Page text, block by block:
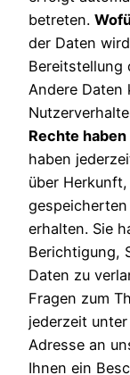
betreten.
der Daten
Bereitstellung
Andere Daten
Rechte
haben
über
erhalten. Sie
Berichtigung,
Daten zu
Fragen zum
jederzeit
Adresse an
Ihnen ein